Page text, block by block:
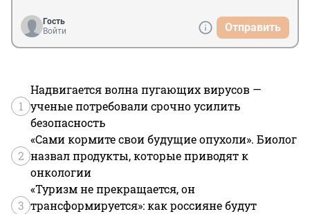
Гость
Войти
Отправить
1
Надвигается волна пугающих вирусов —
ученые потребовали срочно усилить
безопасность
2
«Сами кормите свои будущие опухоли». Биолог
назвал продукты, которые приводят к
онкологии
3
«Туризм не прекращается, он
трансформируется»: как россияне будут